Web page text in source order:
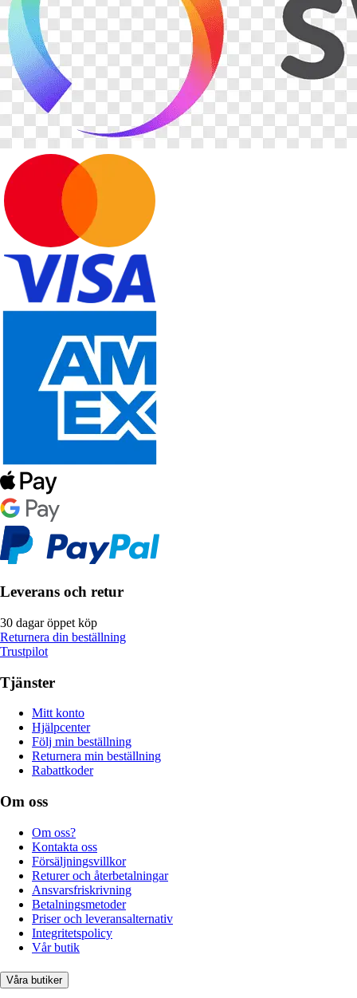
Leverans och retur
30 dagar öppet köp
Returnera din beställning
Trustpilot
Tjänster
Mitt konto
Hjälpcenter
Följ min beställning
Returnera min beställning
Rabattkoder
Om oss
Om oss?
Kontakta oss
Försäljningsvillkor
Returer och återbetalningar
Ansvarsfriskrivning
Betalningsmetoder
Priser och leveransalternativ
Integritetspolicy
Vår butik
Våra butiker